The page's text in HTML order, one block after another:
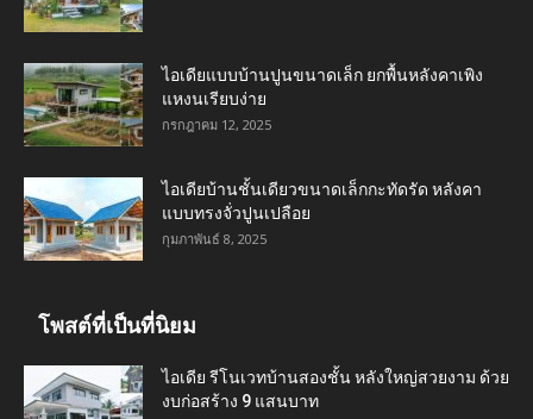
ไอเดียแบบบ้านปูนขนาดเล็ก ยกพื้นหลังคาเพิง
แหงนเรียบง่าย
กรกฎาคม 12, 2025
ไอเดียบ้านชั้นเดียวขนาดเล็กกะทัดรัด หลังคา
แบบทรงจั่วปูนเปลือย
กุมภาพันธ์ 8, 2025
โพสต์ที่เป็นที่นิยม
ไอเดีย รีโนเวทบ้านสองชั้น หลังใหญ่สวยงาม ด้วย
งบก่อสร้าง 9 แสนบาท